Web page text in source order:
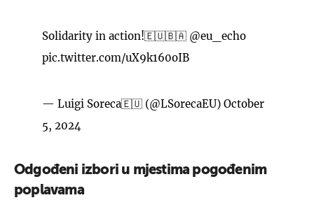
Solidarity in action!🇪🇺🇧🇦 @eu_echo
pic.twitter.com/uX9k160oIB
— Luigi Soreca🇪🇺 (@LSorecaEU) October
5, 2024
Odgođeni izbori u mjestima pogođenim
poplavama